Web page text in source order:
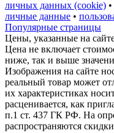
личных данных (cookie) •
личные данные •
Популярные страницы
Цены, указанные на
Цена не включает
ниже, так и выше
Изображения на сайте
реальный товар может
их характеристиках
расценивается, как
п.1 ст. 437 ГК РФ. На
распространяются